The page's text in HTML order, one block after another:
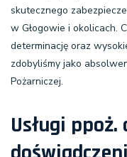
skutecznego
w Głogowie i okolicach.
determinację oraz
zdobyliśmy jako
Pożarniczej.
Usługi